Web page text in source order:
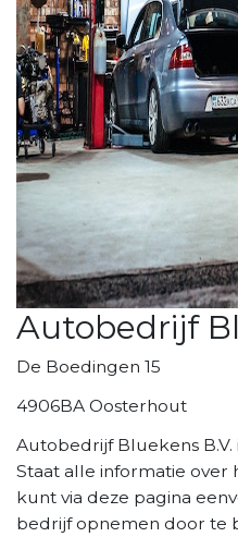
Autobedrijf
De Boedingen 15
4906BA Oosterhout
Autobedrijf Bluekens
Staat alle informatie over
kunt via deze pagina
bedrijf opnemen door te